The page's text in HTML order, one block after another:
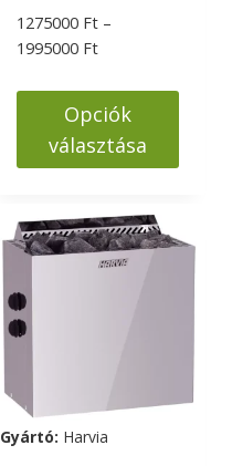
1275000 Ft –
1995000 FtÁrtartomány:
-
1995000 Ft
Opciók
választása
terméknek
variációja
van.
termékoldalon
Gyártó: Harvia